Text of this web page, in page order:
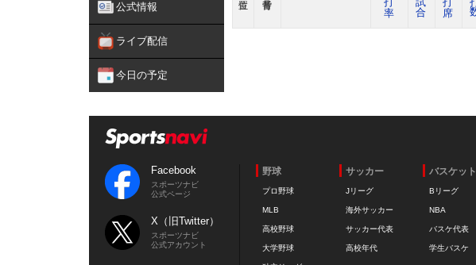
公式情報
ライブ配信
今日の予定
Facebook
スポーツナビ
公式ページ
X（旧Twitter）
スポーツナビ
公式アカウント
野球
プロ野球
MLB
高校野球
大学野球
サッカー
Jリーグ
海外サッカー
サッカー代表
高校年代
バスケット
Bリーグ
NBA
バスケ代表
学生バスケ